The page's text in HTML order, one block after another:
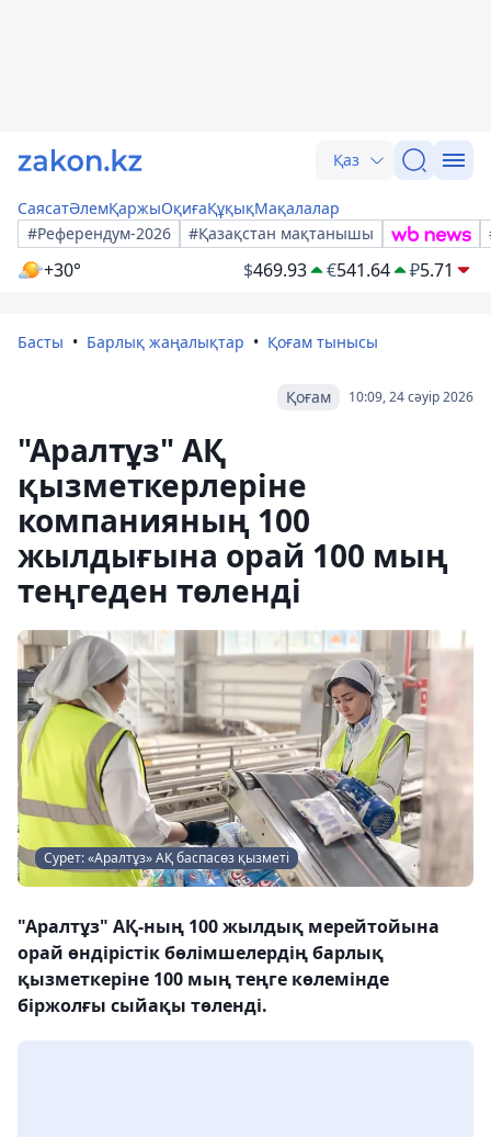
Қаз
СаясатӘлемҚаржыОқиғаҚұқықМақалалар
#Референдум-2026
#Қазақстан мақтанышы
+30° $469.93 €541.64 ₽5.71
Басты Барлық жаңалықтар Қоғам тынысы
10:09, 24 сәуір 2026
Қоғам
"Аралтұз" АҚ
қызметкерлеріне
компанияның 100
жылдығына орай 100 мың
теңгеден төленді
Сурет: «Аралтұз» АҚ баспасөз қызметі
"Аралтұз" АҚ-ның 100 жылдық мерейтойына
орай өндірістік бөлімшелердің барлық
қызметкеріне 100 мың теңге көлемінде
біржолғы сыйақы төленді.